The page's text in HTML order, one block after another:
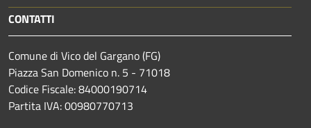
CONTATTI
Comune di Vico del Gargano (FG)
Piazza San Domenico n. 5 - 71018
Codice Fiscale: 84000190714
Partita IVA: 00980770713